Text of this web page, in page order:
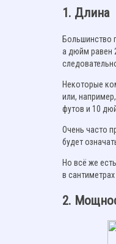
1. Длина
Большинство
а дюйм равен
Некоторые
или,
футов и 10
Очень часто
будет
Но всё же
в
2.